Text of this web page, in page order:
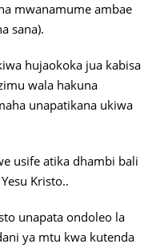
mwanamume ambae
sana).
hujaokoka jua kabisa
wala hakuna
unapatikana ukiwa
usife atika dhambi bali
Kristo..
unapata ondoleo la
ya mtu kwa kutenda